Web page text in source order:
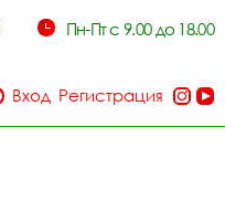
Пн-Пт с 9.00 до 18.00
Вход Регистрация